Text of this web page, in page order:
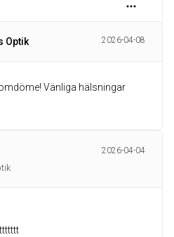
Optik 2026-04-08
Vänliga hälsningar
2026-04-04